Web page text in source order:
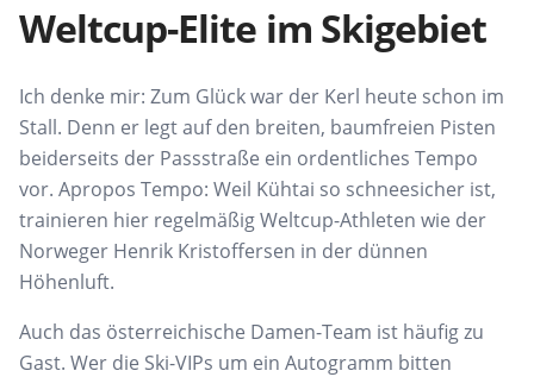
Weltcup-Elite im Skigebiet
Ich denke mir: Zum Glück war der Kerl heute schon im
Stall. Denn er legt auf den breiten, baumfreien Pisten
beiderseits der Passstraße ein ordentliches Tempo
vor. Apropos Tempo: Weil Kühtai so schneesicher ist,
trainieren hier regelmäßig Weltcup-Athleten wie der
Norweger Henrik Kristoffersen in der dünnen
Höhenluft.
Auch das österreichische Damen-Team ist häufig zu
Gast. Wer die Ski-VIPs um ein Autogramm bitten